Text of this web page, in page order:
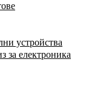
устройства
за електроника